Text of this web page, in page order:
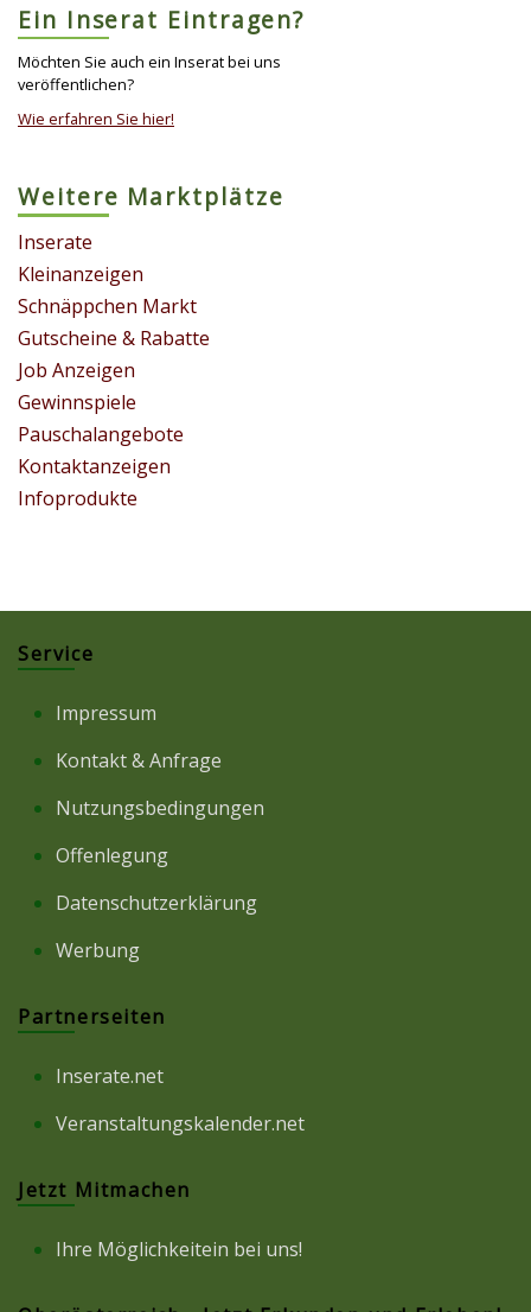
Ein Inserat Eintragen?
Möchten Sie auch ein Inserat bei uns
veröffentlichen?
Wie erfahren Sie hier!
Weitere Marktplätze
Inserate
Kleinanzeigen
Schnäppchen Markt
Gutscheine & Rabatte
Job Anzeigen
Gewinnspiele
Pauschalangebote
Kontaktanzeigen
Infoprodukte
Service
Impressum
Kontakt & Anfrage
Nutzungsbedingungen
Offenlegung
Datenschutzerklärung
Werbung
Partnerseiten
Inserate.net
Veranstaltungskalender.net
Jetzt Mitmachen
Ihre Möglichkeitein bei uns!